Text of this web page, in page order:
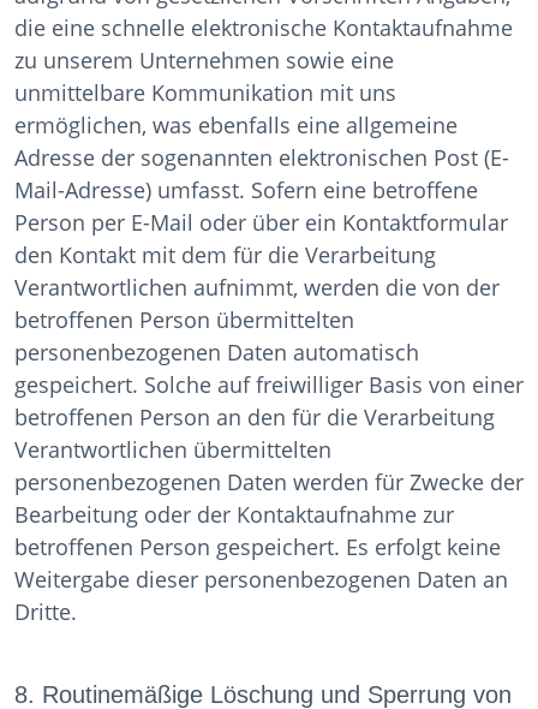
die eine schnelle elektronische Kontaktaufnahme
zu unserem Unternehmen sowie eine
unmittelbare Kommunikation mit uns
ermöglichen, was ebenfalls eine allgemeine
Adresse der sogenannten elektronischen Post (E-
Mail-Adresse) umfasst. Sofern eine betroffene
Person per E-Mail oder über ein Kontaktformular
den Kontakt mit dem für die Verarbeitung
Verantwortlichen aufnimmt, werden die von der
betroffenen Person übermittelten
personenbezogenen Daten automatisch
gespeichert. Solche auf freiwilliger Basis von einer
betroffenen Person an den für die Verarbeitung
Verantwortlichen übermittelten
personenbezogenen Daten werden für Zwecke der
Bearbeitung oder der Kontaktaufnahme zur
betroffenen Person gespeichert. Es erfolgt keine
Weitergabe dieser personenbezogenen Daten an
Dritte.
8. Routinemäßige Löschung und Sperrung von